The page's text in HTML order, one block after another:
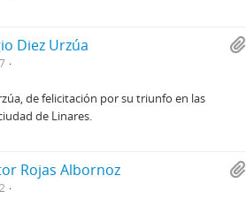
Diez Urzúa
de felicitación por su triunfo en las
de Linares.
Rojas Albornoz